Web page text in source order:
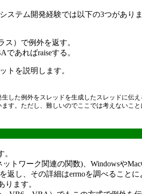
テム開発経験では以下の3つがありま
ス）で例外を返す。
あればraiseする。
トを説明します。
した例外をスレッドを生成したスレッドに伝え
す。ただし、難しいのでここでは考えないこと
ットワーク関連の関数)、Windowsや
し、その詳細はerrnoを調べること
ます。